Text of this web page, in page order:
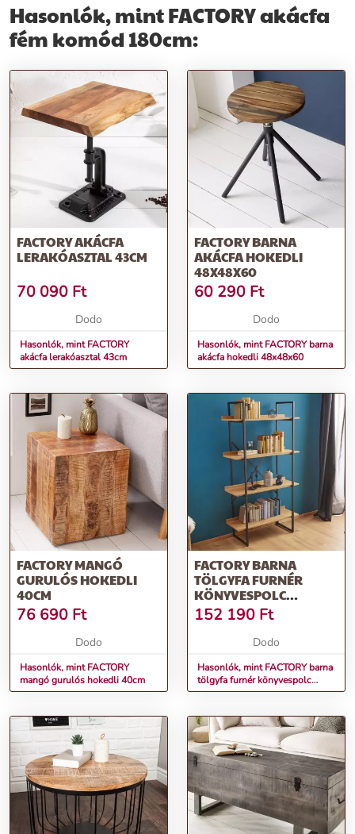
Előnyök:
Natúr fa és fém kombináció:Egyedülálló design a fa
természetességével és a fém erősségével.
Sokoldalú tárolás:Három fiók és két kinyitható polcos tároló rész a
maximális rend és funkcionalitás érdekében.
Univerzális stílus:Kiválóan illeszkedik minden modern és ipari
Rendeld meg most a FACTORY akácfa fém komódot, és emeld
szintre otthonod stílusát és funkcionalitását!
További információk>>
Hasonlók, mint FACTORY akácfa
fém komód 180cm:
FACTORY AKÁCFA
LERAKÓASZTAL 43CM
70 090 Ft
Dodo
Hasonlók, mint FACTORY
akácfa lerakóasztal 43cm
FACTORY BARNA
AKÁCFA HOKEDLI
48X48X60
60 290 Ft
Dodo
Hasonlók, mint FACTORY barna
akácfa hokedli 48x48x60
FACTORY MANGÓ
GURULÓS HOKEDLI
40CM
76 690 Ft
Dodo
Hasonlók, mint FACTORY
mangó gurulós hokedli 40cm
FACTORY BARNA
TÖLGYFA FURNÉR
KÖNYVESPOLC
90X35X166
152 190 Ft
Dodo
Hasonlók, mint FACTORY barna
tölgyfa furnér könyvespolc
90x35x166